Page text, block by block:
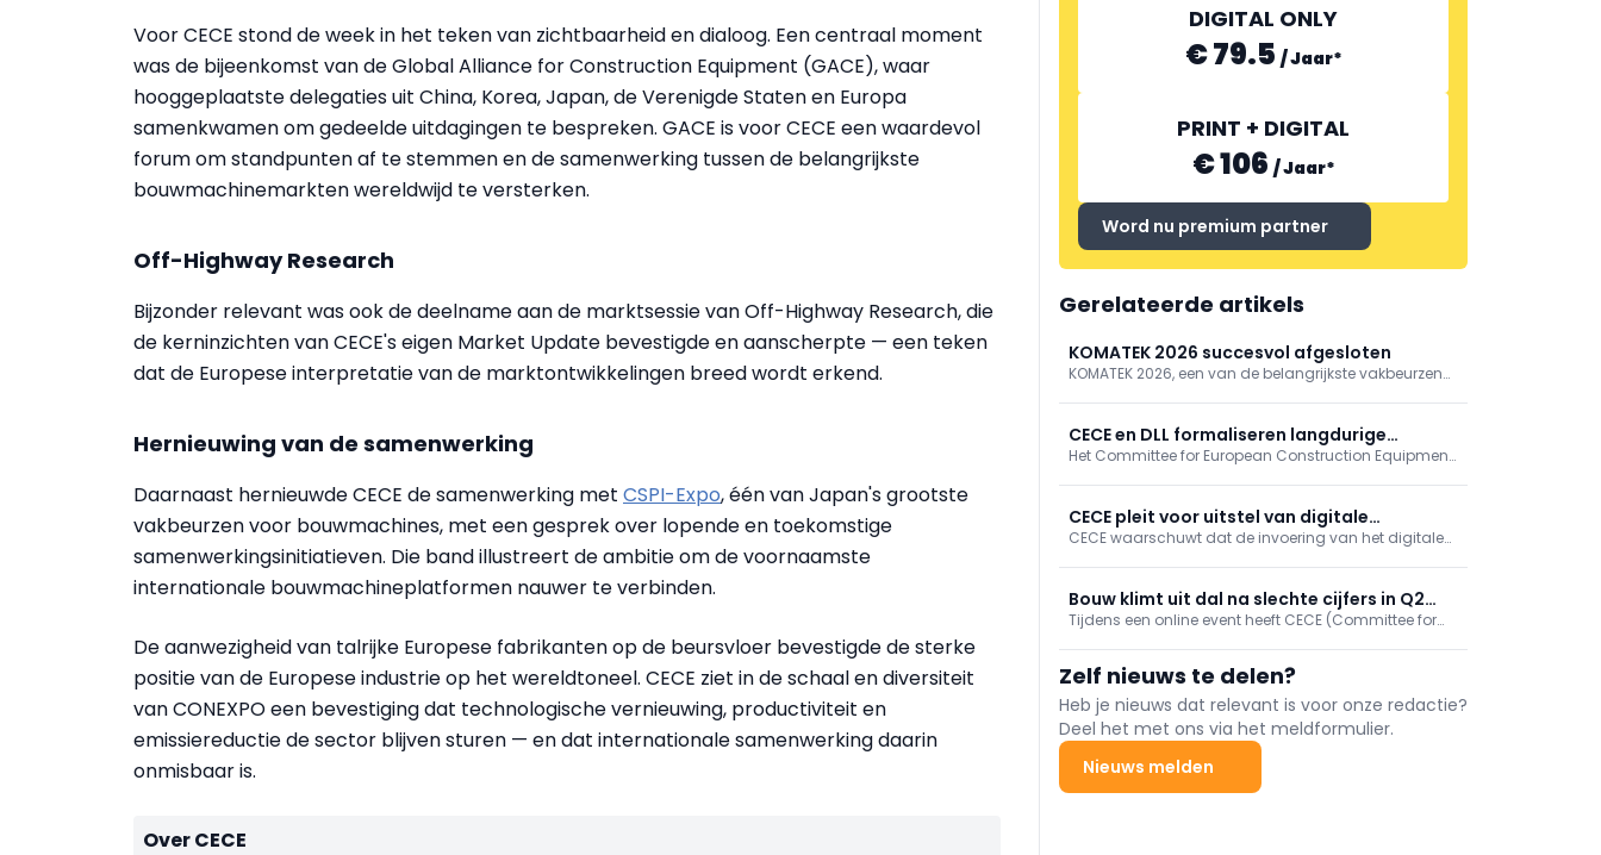
Voor CECE stond de week in het teken van zichtbaarheid en dialoog. Een centraal moment
was de bijeenkomst van de Global Alliance for Construction Equipment (GACE), waar
hooggeplaatste delegaties uit China, Korea, Japan, de Verenigde Staten en Europa
samenkwamen om gedeelde uitdagingen te bespreken. GACE is voor CECE een waardevol
forum om standpunten af te stemmen en de samenwerking tussen de belangrijkste
bouwmachinemarkten wereldwijd te versterken.
Off-Highway Research
Bijzonder relevant was ook de deelname aan de marktsessie van Off-Highway Research, die
de kerninzichten van CECE's eigen Market Update bevestigde en aanscherpte — een teken
dat de Europese interpretatie van de marktontwikkelingen breed wordt erkend.
Hernieuwing van de samenwerking
Daarnaast hernieuwde CECE de samenwerking met CSPI-Expo, één van Japan's grootste
vakbeurzen voor bouwmachines, met een gesprek over lopende en toekomstige
samenwerkingsinitiatieven. Die band illustreert de ambitie om de voornaamste
internationale bouwmachineplatformen nauwer te verbinden.
De aanwezigheid van talrijke Europese fabrikanten op de beursvloer bevestigde de sterke
positie van de Europese industrie op het wereldtoneel. CECE ziet in de schaal en diversiteit
van CONEXPO een bevestiging dat technologische vernieuwing, productiviteit en
emissiereductie de sector blijven sturen — en dat internationale samenwerking daarin
onmisbaar is.
Over CECE
DIGITAL ONLY
€ 79.5 /Jaar*
PRINT + DIGITAL
€ 106 /Jaar*
Word nu premium partner
Gerelateerde artikels
KOMATEK 2026 succesvol afgesloten
KOMATEK 2026, een van de belangrijkste vakbeurzen
event professionals uit de internationale
bouwmaterieelsector samen rond innovatie,
technologie, netwerking en nieuwe zakelijke kansen.
CECE en DLL formaliseren langdurige
samenwerking
Het Committee for European Construction Equipment,
langdurige en vertrouwde samenwerking tussen
beide organisaties.
CECE pleit voor uitstel van digitale
batterijpaspoort
CECE waarschuwt dat de invoering van het digitale
Bouw klimt uit dal na slechte cijfers in Q2
2020
Tijdens een online event heeft CECE (Committee for
voorgesteld. In het rapport wordt gereflecteerd op wat
in 2020 de gevolgen waren van de coronapandemie.
Zelf nieuws te delen?
Heb je nieuws dat relevant is voor onze redactie?
Deel het met ons via het meldformulier.
Nieuws melden